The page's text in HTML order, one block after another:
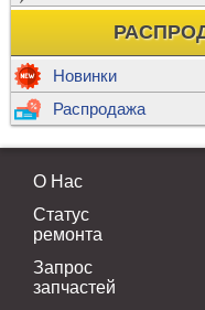
Новинки
Распродажа
О Нас
Статус
ремонта
Запрос
запчастей